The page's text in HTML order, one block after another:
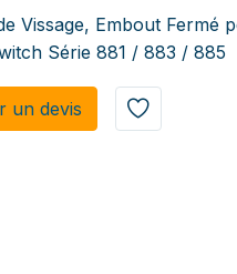
Vissage, Embout Fermé
Série 881 / 883 / 885
un de​​vis​​